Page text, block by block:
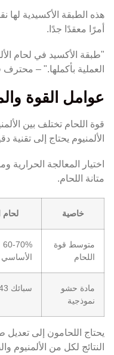
هذه الطبقة الأكسيدية لها
أمرًا معقدًا جدًا.
"طبقة الأكسيد في لحام
العملية بأكملها." – محترف
عوامل القوة
قوة اللحام تختلف بين
الألمنيوم يحتاج إلى تقنية
اختيار المعالجة الحرارية
متانة اللحام.
خاصية لحام
متوسط قوة
اللحام
الأساسي
مادة حشو
نموذجية
سبائك 4043 أو 5356
يحتاج اللحامون إلى
النتائج لكل من الألمنيوم